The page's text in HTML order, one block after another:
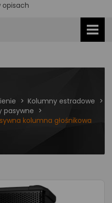
opisach
Kolumny estradowe
pasywne
kolumna głośnikowa